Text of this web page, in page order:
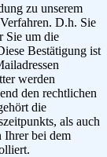
zu unserem
D.h. Sie
Sie um die
Bestätigung ist
werden
den rechtlichen
die
als auch
Ihrer bei dem